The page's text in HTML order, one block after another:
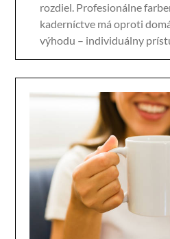
rozdiel. Profesionálne
kaderníctve má oproti
výhodu – individuálny